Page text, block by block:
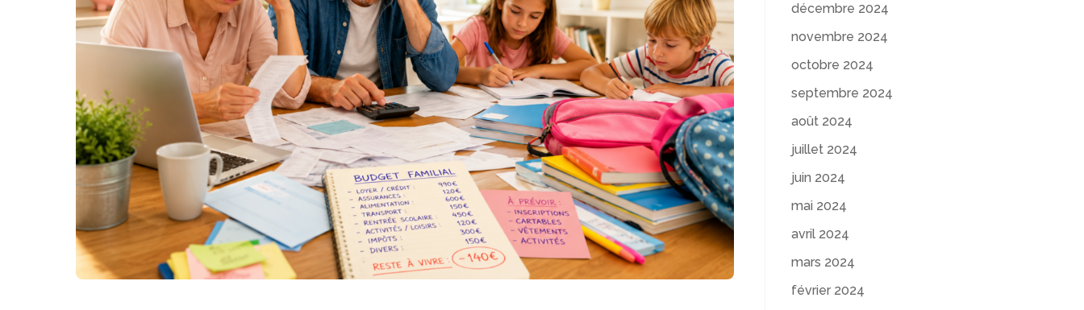
décembre 2024
novembre 2024
octobre 2024
septembre 2024
août 2024
juillet 2024
juin 2024
mai 2024
avril 2024
mars 2024
février 2024